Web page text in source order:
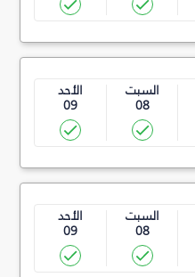
السبت
08
الأحد
09
السبت
08
الأحد
09